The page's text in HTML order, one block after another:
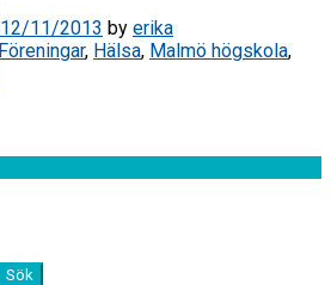
12/11/2013 by erika
Föreningar, Hälsa, Malmö högskola,
Sök